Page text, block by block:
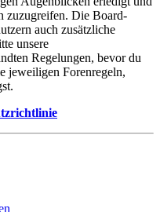
zuzugreifen. Die Board-
auch zusätzliche
unsere
Regelungen, bevor du
jeweiligen Forenregeln,